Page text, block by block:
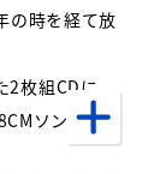
の時を経て放
枚組CDに
ソング〉、